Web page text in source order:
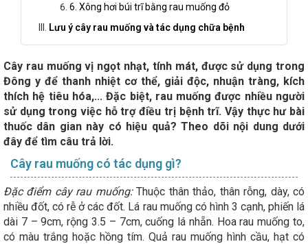
6. Xông hơi búi trĩ bằng rau muống đỏ
Lưu ý cây rau muống và tác dụng chữa bệnh
Cây rau muống vị ngọt nhạt, tính mát, được sử dụng trong
Đông y để thanh nhiệt cơ thể, giải độc, nhuận tràng, kích
thích hệ tiêu hóa,... Đặc biệt, rau muống được nhiều người
sử dụng trong việc hỗ trợ điều trị bệnh trĩ. Vậy thực hư bài
thuốc dân gian này có hiệu quả? Theo dõi nội dung dưới
đây để tìm câu trả lời.
Cây rau muống có tác dụng gì?
Đặc điểm cây rau muống:Thuộc thân thảo, thân rỗng, dày, có
nhiều đốt, có rễ ở các đốt. Lá rau muống có hình 3 cạnh, phiến lá
dài 7 – 9cm, rộng 3.5 – 7cm, cuống lá nhẵn. Hoa rau muống to,
có màu trắng hoặc hồng tím. Quả rau muống hình cầu, hạt có